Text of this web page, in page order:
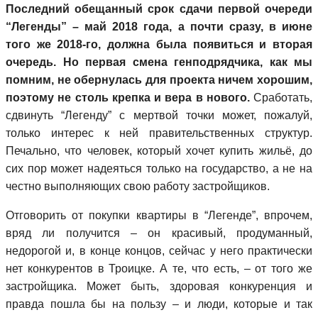
Последний обещанный срок сдачи первой очереди
“Легенды” – май 2018 года, а почти сразу, в июне
того же 2018-го, должна была появиться и вторая
очередь. Но первая смена генподрядчика, как мы
помним, не обернулась для проекта ничем хорошим,
поэтому не столь крепка и вера в нового.Сработать,
сдвинуть “Легенду” с мертвой точки может, пожалуй,
только интерес к ней правительственных структур.
Печально, что человек, который хочет купить жильё, до
сих пор может надеяться только на государство, а не на
честно выполняющих свою работу застройщиков.
Отговорить от покупки квартиры в “Легенде”, впрочем,
вряд ли получится – он красивый, продуманный,
недорогой и, в конце концов, сейчас у него практически
нет конкурентов в Троицке. А те, что есть, – от того же
застройщика. Может быть, здоровая конкуренция и
правда пошла бы на пользу – и люди, которые и так